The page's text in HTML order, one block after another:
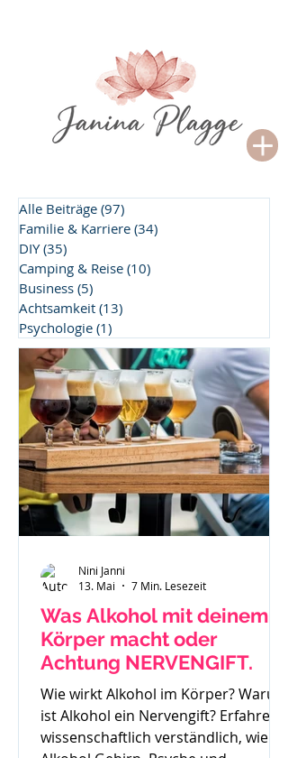
Alle Beiträge (97)
Familie & Karriere (34)
DIY (35)
Camping & Reise (10)
Business (5)
Achtsamkeit (13)
Psychologie (1)
Was Alkohol mit deinem
Körper macht oder
Achtung NERVENGIFT.
Wie wirkt Alkohol im Körper? Warum
ist Alkohol ein Nervengift? Erfahre
wissenschaftlich verständlich, wie
Nini Janni
13. Mai
7 Min. Lesezeit